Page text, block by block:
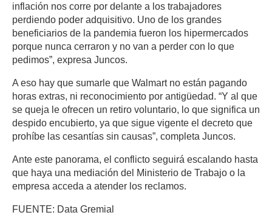
inflación nos corre por delante a los trabajadores
perdiendo poder adquisitivo. Uno de los grandes
beneficiarios de la pandemia fueron los hipermercados
porque nunca cerraron y no van a perder con lo que
pedimos”, expresa Juncos.
A eso hay que sumarle que Walmart no están pagando
horas extras, ni reconocimiento por antigüedad. “Y al que
se queja le ofrecen un retiro voluntario, lo que significa un
despido encubierto, ya que sigue vigente el decreto que
prohíbe las cesantías sin causas”, completa Juncos.
Ante este panorama, el conflicto seguirá escalando hasta
que haya una mediación del Ministerio de Trabajo o la
empresa acceda a atender los reclamos.
FUENTE: Data Gremial